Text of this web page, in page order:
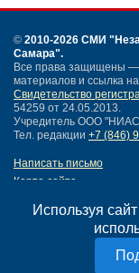
Используя
© 2010-2026 СМИ
Самара".
Все права защищены —
материалов и ссылка
Свидетельство
54259 от 24.05.2013.
Учредитель ООО
Тел. редакции +7 (846)
Написать письмо
Карта сайта
Политика
Согласие на